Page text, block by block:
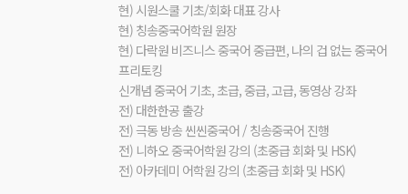
현) 시원스쿨 기초/회화 대표 강사
현) 칭송중국어학원 원장
현) 다락원 비즈니스 중국어 중급편, 나의 겁 없는 중국어
프리토킹
신개념 중국어 기초, 초급, 중급, 고급, 동영상 강좌
전) 대한한공 출강
전) 극동 방송 씬씬중국어 / 칭송중국어 진행
전) 니하오 중국어학원 강의 (초중급 회화 및 HSK)
전) 아카데미 어학원 강의 (초중급 회화 및 HSK)